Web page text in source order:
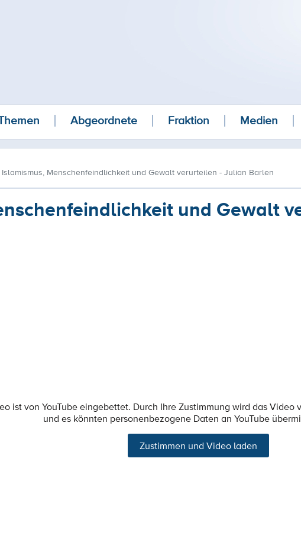
Abgeordnete Fraktion Medien
Islamismus, Menschenfeindlichkeit und Gewalt verurteilen - Julian Barlen
und Gewalt
ist von YouTube eingebettet. Durch Ihre Zustimmung wird das Video
und es könnten personenbezogene Daten an YouTube
Zustimmen und Video laden